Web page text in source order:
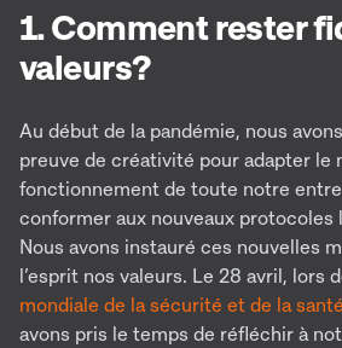
1. Comment rester
valeurs?
Au début de la pandémie, nous
preuve de créativité pour adapter le
fonctionnement de toute notre
conformer aux nouveaux protocoles
Nous avons instauré ces nouvelles
l’esprit nos valeurs. Le 28 avril, lors
mondiale de la sécurité et de la
avons pris le temps de réfléchir à